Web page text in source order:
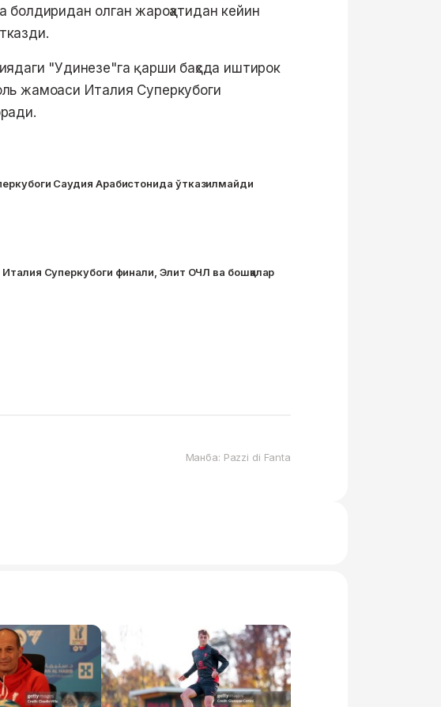
болдиридан олган жароҳатидан кейин
"Удинезе"га қарши баҳсда иштирок
жамоаси Италия Суперкубоги
Саудия Арабистонида ўтказилмайди
Италия Суперкубоги финали, Элит ОЧЛ ва бошқалар
Манба: Pazzi di Fanta